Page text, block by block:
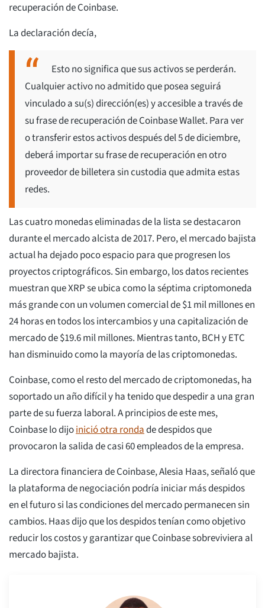
recuperación de Coinbase.
La declaración decía,
Esto no significa que sus activos se perderán.
Cualquier activo no admitido que posea seguirá
vinculado a su(s) dirección(es) y accesible a través de
su frase de recuperación de Coinbase Wallet. Para ver
o transferir estos activos después del 5 de diciembre,
deberá importar su frase de recuperación en otro
proveedor de billetera sin custodia que admita estas
redes.
Las cuatro monedas eliminadas de la lista se destacaron
durante el mercado alcista de 2017. Pero, el mercado bajista
actual ha dejado poco espacio para que progresen los
proyectos criptográficos. Sin embargo, los datos recientes
muestran que XRP se ubica como la séptima criptomoneda
más grande con un volumen comercial de $1 mil millones en
24 horas en todos los intercambios y una capitalización de
mercado de $19.6 mil millones. Mientras tanto, BCH y ETC
han disminuido como la mayoría de las criptomonedas.
Coinbase, como el resto del mercado de criptomonedas, ha
soportado un año difícil y ha tenido que despedir a una gran
parte de su fuerza laboral. A principios de este mes,
Coinbase lo dijoinició otra rondade despidos que
provocaron la salida de casi 60 empleados de la empresa.
La directora financiera de Coinbase, Alesia Haas, señaló que
la plataforma de negociación podría iniciar más despidos
en el futuro si las condiciones del mercado permanecen sin
cambios. Haas dijo que los despidos tenían como objetivo
reducir los costos y garantizar que Coinbase sobreviviera al
mercado bajista.